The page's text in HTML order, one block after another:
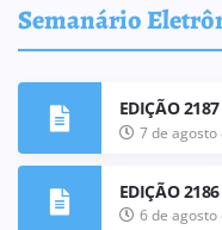
Semanário
EDIÇÃO 2187
7 de agosto
EDIÇÃO
6 de agosto